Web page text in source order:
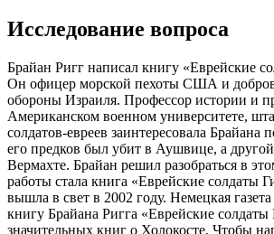
Исследование вопроса
Брайан Ригг написал книгу «Еврейские
Он офицер морской пехоты США и
обороны Израиля. Профессор истории и
Американском военном университете,
солдатов-евреев заинтересовала Брайана
его предков был убит в Аушвице, а
Вермахте. Брайан решил разобраться в
работы стала книга «Еврейские солдаты
вышла в свет в 2002 году. Немецкая
книгу Брайана Ригга «Еврейские солдаты
значительных книг о Холокосте. Чтобы